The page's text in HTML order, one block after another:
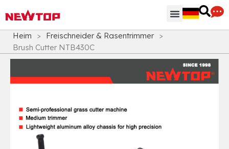
Heim > Freischneider & Rasentrimmer >
Brush Cutter NTB430C